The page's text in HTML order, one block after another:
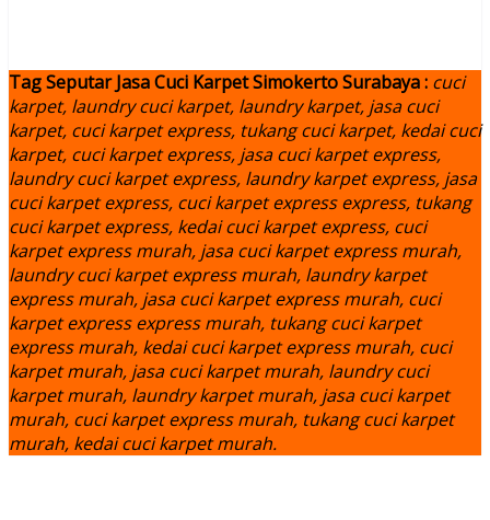
Tag Seputar Jasa Cuci Karpet Simokerto Surabaya : cuci
karpet, laundry cuci karpet, laundry karpet, jasa cuci
karpet, cuci karpet express, tukang cuci karpet, kedai cuci
karpet, cuci karpet express, jasa cuci karpet express,
laundry cuci karpet express, laundry karpet express, jasa
cuci karpet express, cuci karpet express express, tukang
cuci karpet express, kedai cuci karpet express, cuci
karpet express murah, jasa cuci karpet express murah,
laundry cuci karpet express murah, laundry karpet
express murah, jasa cuci karpet express murah, cuci
karpet express express murah, tukang cuci karpet
express murah, kedai cuci karpet express murah, cuci
karpet murah, jasa cuci karpet murah, laundry cuci
karpet murah, laundry karpet murah, jasa cuci karpet
murah, cuci karpet express murah, tukang cuci karpet
murah, kedai cuci karpet murah.